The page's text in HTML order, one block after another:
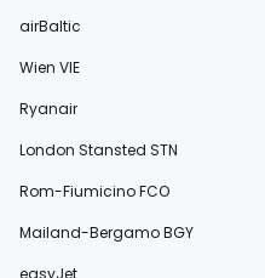
airBaltic
Wien VIE
Ryanair
London Stansted STN
Rom-Fiumicino FCO
Mailand-Bergamo BGY
easyJet